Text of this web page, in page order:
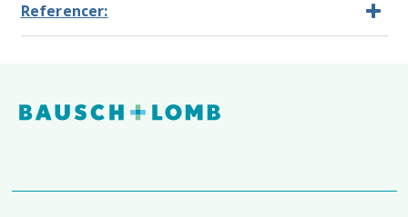
Referencer: